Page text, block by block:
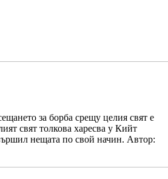
за борба срещу целия свят е
свят толкова харесва у Кийт
нещата по свой начин. Автор: